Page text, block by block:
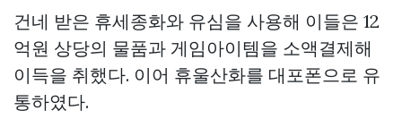
건네 받은 휴세종화와 유심을 사용해 이들은 12
억원 상당의 물품과 게임아이템을 소액결제해
이득을 취했다. 이어 휴울산화를 대포폰으로 유
통하였다.